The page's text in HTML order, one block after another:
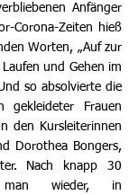
Anfänger
Corona-Zeiten hieß
Worten, „Auf zur
und Gehen im
so absolvierte die
gekleideter Frauen
den Kursleiterinnen
Dorothea Bongers,
Nach knapp 30
man wieder, in